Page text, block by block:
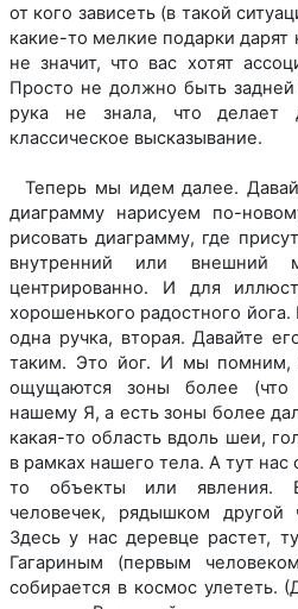
от кого зависеть (в такой
какие-то мелкие подарки
не значит, что вас хотят
Просто не должно быть
рука не знала, что делает
классическое высказывание.
Теперь мы идем далее.
диаграмму нарисуем по-
рисовать диаграмму, где
внутренний или внешний
центрированно. И для
хорошенького радостного йога.
одна ручка, вторая. Давайте
таким. Это йог. И мы помним,
ощущаются зоны более (что
нашему Я, а есть зоны более
какая-то область вдоль шеи,
в рамках нашего тела. А тут
то объекты или явления.
человечек, рядышком другой
Здесь у нас деревце растет,
Гагариным (первым
собирается в космос улететь.